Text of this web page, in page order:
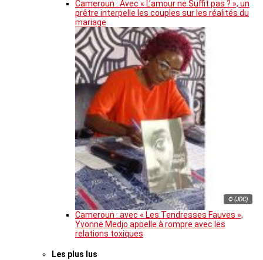
Cameroun : Avec « L’amour ne Suffit pas ? », un
prêtre interpelle les couples sur les réalités du
mariage
© (JDC)
Cameroun : avec « Les Tendresses Fauves »,
Yvonne Medjo appelle à rompre avec les
relations toxiques
Les plus lus